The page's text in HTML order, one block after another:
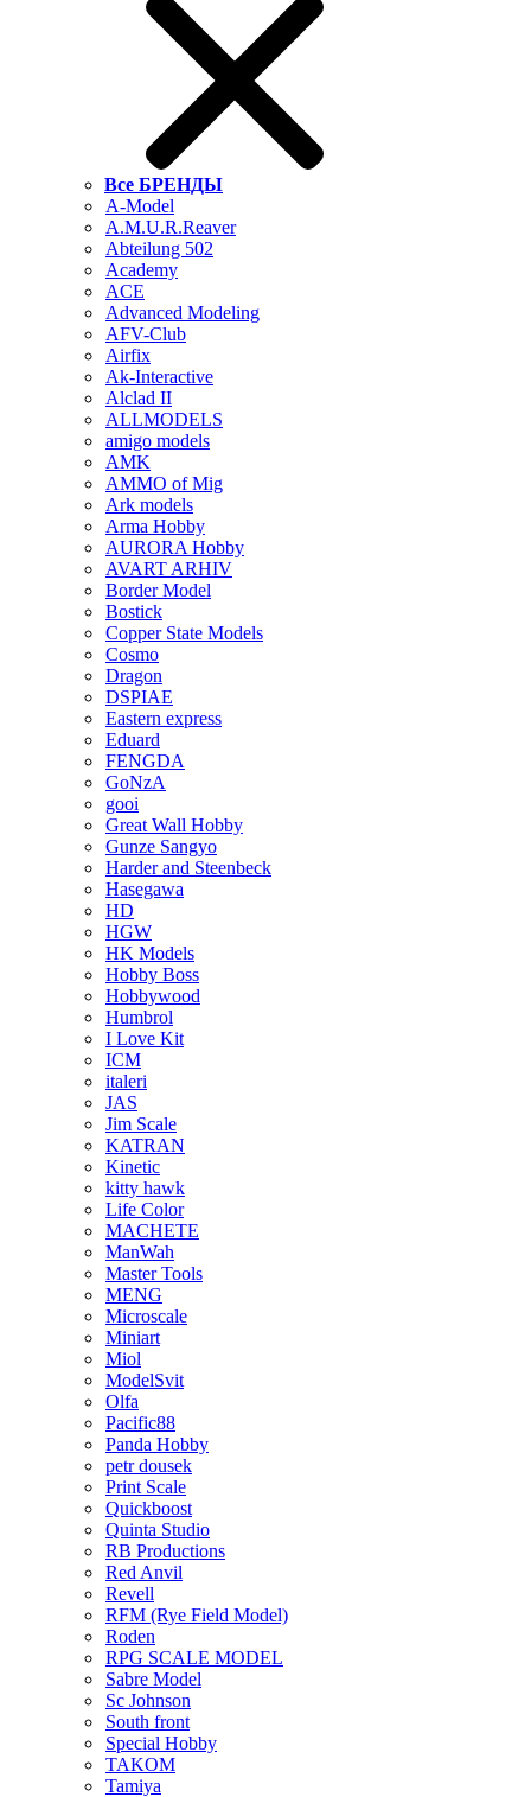
Все БРЕНДЫ
A-Model
A.M.U.R.Reaver
Abteilung 502
Academy
ACE
Advanced Modeling
AFV-Club
Airfix
Ak-Interactive
Alclad II
ALLMODELS
amigo models
AMK
AMMO of Mig
Ark models
Arma Hobby
AURORA Hobby
AVART ARHIV
Border Model
Bostick
Copper State Models
Cosmo
Dragon
DSPIAE
Eastern express
Eduard
FENGDA
GoNzA
gooi
Great Wall Hobby
Gunze Sangyo
Harder and Steenbeck
Hasegawa
HD
HGW
HK Models
Hobby Boss
Hobbywood
Humbrol
I Love Kit
ICM
italeri
JAS
Jim Scale
KATRAN
Kinetic
kitty hawk
Life Color
MACHETE
ManWah
Master Tools
MENG
Microscale
Miniart
Miol
ModelSvit
Olfa
Pacific88
Panda Hobby
petr dousek
Print Scale
Quickboost
Quinta Studio
RB Productions
Red Anvil
Revell
RFM (Rye Field Model)
Roden
RPG SCALE MODEL
Sabre Model
Sc Johnson
South front
Special Hobby
TAKOM
Tamiya